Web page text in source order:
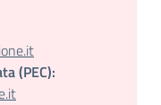
(PEC):